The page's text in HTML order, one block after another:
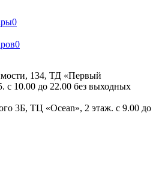
0
0
134, ТД «Первый
с 10.00 до 22.00 без выходных
3Б, ТЦ «Ocean», 2 этаж. с 9.00 до